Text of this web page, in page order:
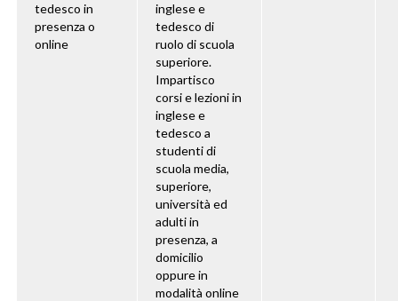
tedesco in
presenza o
online
inglese e
tedesco di
ruolo di scuola
superiore.
Impartisco
corsi e lezioni in
inglese e
tedesco a
studenti di
scuola media,
superiore,
università ed
adulti in
presenza, a
domicilio
oppure in
modalità online